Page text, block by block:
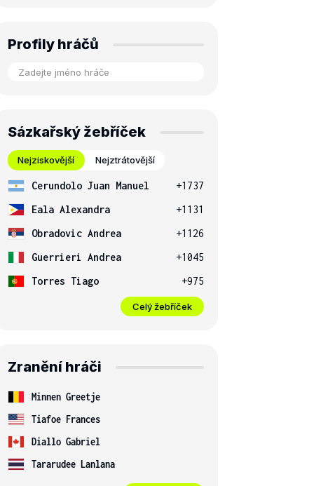
Profily hráčů
Sázkařský žebříček
Nejziskovější Nejztrátovější
Cerundolo Juan Manuel
+1737
Eala Alexandra
+1131
Obradovic Andrea
+1126
Guerrieri Andrea
+1045
Torres Tiago
+975
Celý žebříček
Zranění hráči
Minnen Greetje
Tiafoe Frances
Diallo Gabriel
Tararudee Lanlana